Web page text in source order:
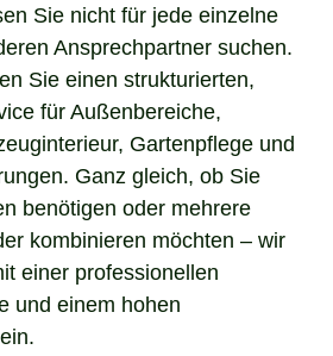
Sie nicht für jede einzelne
Ansprechpartner suchen.
Sie einen strukturierten,
für Außenbereiche,
Gartenpflege und
Ganz gleich, ob Sie
benötigen oder mehrere
kombinieren möchten – wir
einer professionellen
und einem hohen